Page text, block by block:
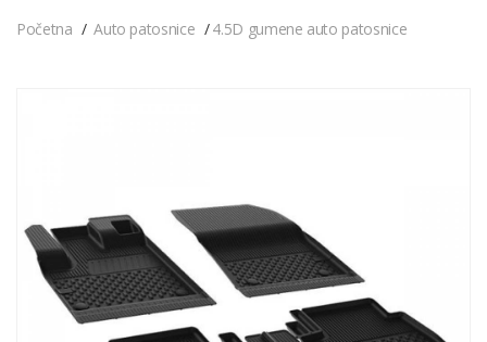
Početna Auto patosnice 4.5D gumene auto patosnice